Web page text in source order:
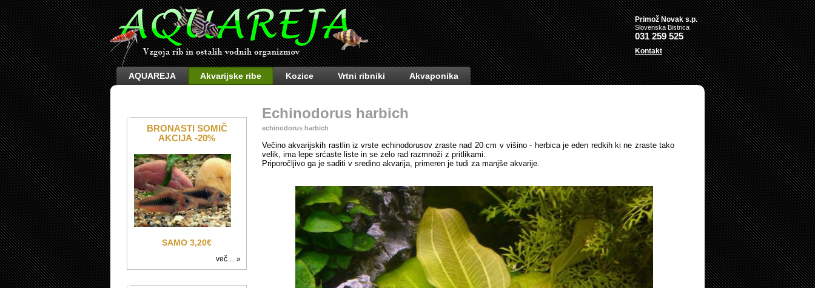
Primož Novak s.p.
Slovenska Bistrica
031 259 525
Kontakt
AQUAREJA Akvarijske ribe Kozice Vrtni ribniki Akvaponika
BRONASTI SOMIČ
AKCIJA -20%
SAMO 3,20€
več ... »
Echinodorus harbich
echinodorus harbich
Večino akvarijskih rastlin iz vrste echinodorusov zraste nad 20 cm v višino - herbica je eden redkih ki ne zraste tako
velik, ima lepe srćaste liste in se zelo rad razmnoži z pritlikami.
Priporočljivo ga je saditi v sredino akvarija, primeren je tudi za manjše akvarije.